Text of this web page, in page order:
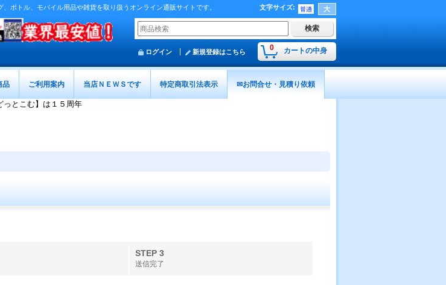
ボトル、モバイル用品や雑貨を取り扱うオンライン通販サイトです。 文字サイズ:
0 カートの中身
ログイン 新規登録はこちら
品 ご利用案内 当店ＮＥＷＳです 特定商取引法表示 ✉お問合せ・見積り依頼
っとこむ】は１５周年
STEP 3
送信完了